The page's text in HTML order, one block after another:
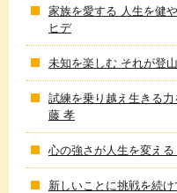
家族を愛する 人生を健
ヒデ
未知を楽しむ それが登
試練を乗り越え生きる
藤 孝
心の強さが人生を変え
新しいことに挑戦を続